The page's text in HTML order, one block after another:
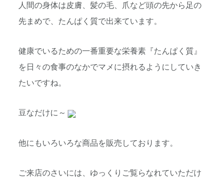
人間の身体は皮膚、髪の毛、爪など頭の先から足の
先まめで、たんぱく質で出来ています。
健康でいるための一番重要な栄養素『たんぱく質』
を日々の食事のなかでマメに摂れるようにしていき
たいですね。
豆なだけに～
他にもいろいろな商品を販売しております。
ご来店のさいには、ゆっくりご覧らなれていただけ